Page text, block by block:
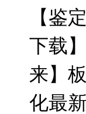
【鉴
下载
来】
化最